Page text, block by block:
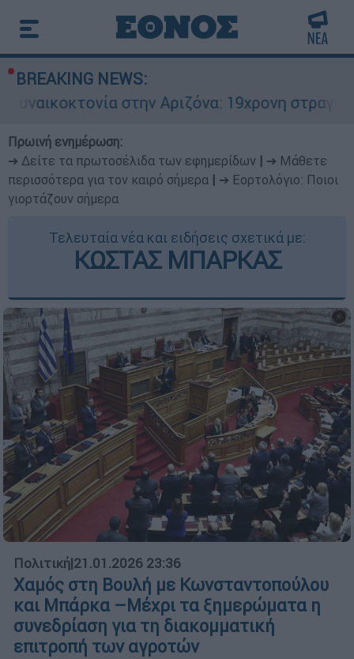
BREAKING NEWS:
στην Αριζόνα: 19χρονη στραγγαλίστηκε
Πρωινή ενημέρωση:
➔ Δείτε τα πρωτοσέλιδα των εφημερίδων
➔ Μάθετε
περισσότερα για τον καιρό σήμερα
➔ Εορτολόγιο: Ποιοι
γιορτάζουν σήμερα
Τελευταία νέα και ειδήσεις σχετικά με:
ΚΩΣΤΑΣ ΜΠΑΡΚΑΣ
Πολιτική|21.01.2026 23:36
Χαμός στη Βουλή με Κωνσταντοπούλου
και Μπάρκα –Μέχρι τα ξημερώματα η
συνεδρίαση για τη διακομματική
επιτροπή των αγροτών